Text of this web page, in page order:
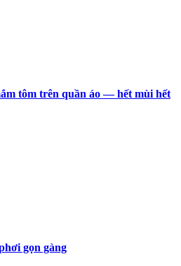
tôm trên quần áo — hết mùi hết
gọn gàng